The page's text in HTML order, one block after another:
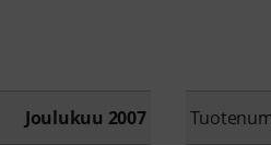
Joulukuu 2007